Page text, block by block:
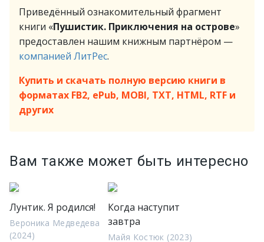
Приведённый ознакомительный фрагмент
книги «Пушистик. Приключения на острове»
предоставлен нашим книжным партнёром —
компанией ЛитРес.
Купить и скачать полную версию книги в
форматах FB2, ePub, MOBI, TXT, HTML, RTF и
других
Вам также может быть интересно
Лунтик. Я родился!
Вероника Медведева
(2024)
Когда наступит
завтра
Майя Костюк (2023)